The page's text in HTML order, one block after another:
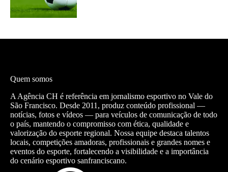
Quem somos
A Agência CH é referência em jornalismo esportivo no Vale do
São Francisco. Desde 2011, produz conteúdo profissional —
notícias, fotos e vídeos — para veículos de comunicação de todo
o país, mantendo o compromisso com ética, qualidade e
valorização do esporte regional. Nossa equipe destaca talentos
locais, competições amadoras, profissionais e grandes nomes e
eventos do esporte, fortalecendo a visibilidade e a importância
do cenário esportivo sanfranciscano.